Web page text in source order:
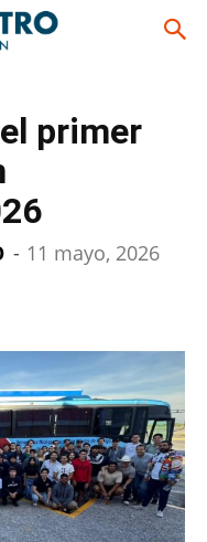
primer
- 11 mayo, 2026